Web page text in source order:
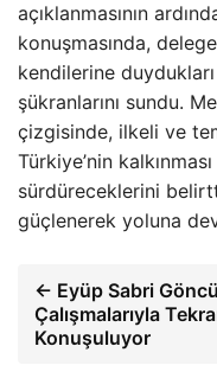
açıklanmasının
konuşmasında,
kendilerine
şükranlarını sundu.
çizgisinde, ilkeli ve
Türkiye’nin
sürdüreceklerini
güçlenerek yoluna
← Eyüp Sabri Göncü
Çalışmalarıyla
Konuşuluyor